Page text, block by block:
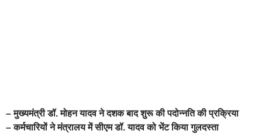
– मुख्यमंत्री डॉ. मोहन यादव ने दशक बाद शुरू की पदोन्नति की प्रक्रिया
– कर्मचारियों ने मंत्रालय में सीएम डॉ. यादव को भेंट किया गुलदस्ता